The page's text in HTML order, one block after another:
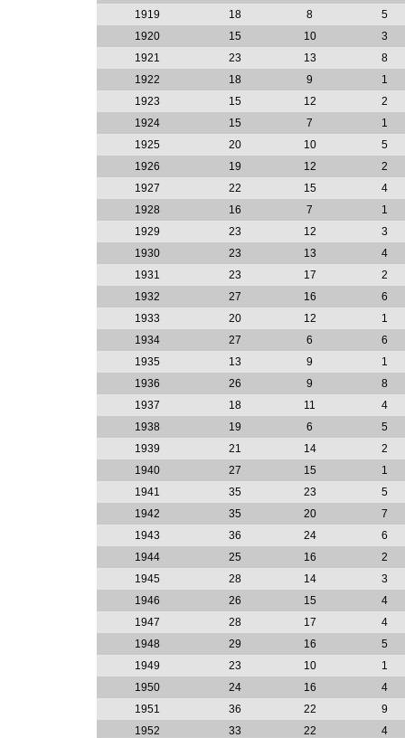
1919
18 8
5
1920
15 10
3
1921
23 13
8
1922
18 9
1
1923
15 12
2
1924
15 7
1
1925
20 10
5
1926
19 12
2
1927
22 15
4
1928
16 7
1
1929
23 12
3
1930
23 13
4
1931
23 17
2
1932
27 16
6
1933
20 12
1
1934
27 6
6
1935
13 9
1
1936
26 9
8
1937
18 11
4
1938
19 6
5
1939
21 14
2
1940
27 15
1
1941
35 23
5
1942
35 20
7
1943
36 24
6
1944
25 16
2
1945
28 14
3
1946
26 15
4
1947
28 17
4
1948
29 16
5
1949
23 10
1
1950
24 16
4
1951
36 22
9
1952
33 22
4